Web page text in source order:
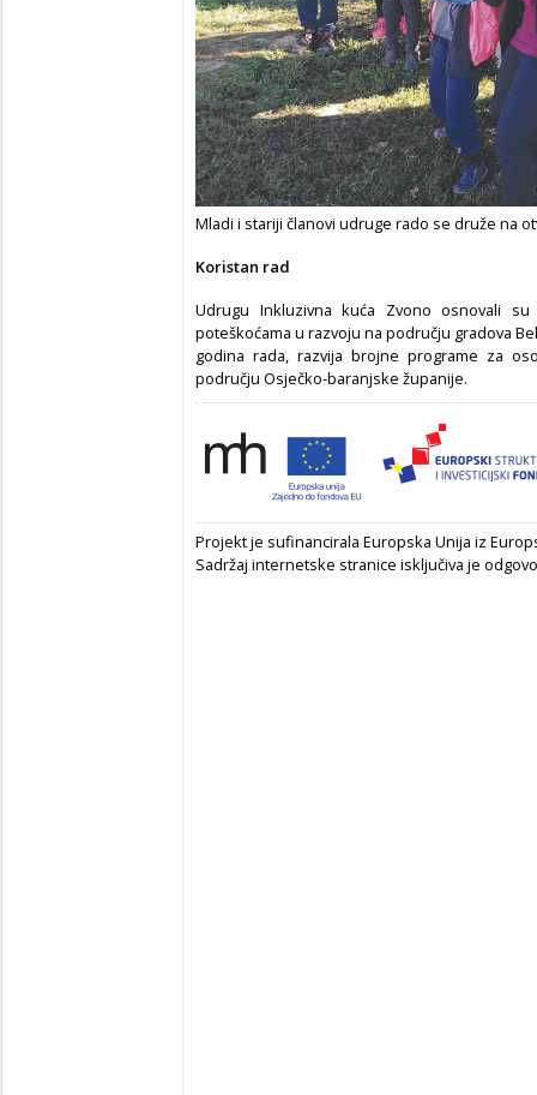
Mladi i stariji članovi udruge rado se druže na
Koristan rad
Udrugu Inkluzivna kuća Zvono osnovali
poteškoćama u razvoju na području gradova
godina rada, razvija brojne programe za
području Osječko-baranjske županije.
Projekt je sufinancirala Europska Unija iz
Sadržaj internetske stranice isključiva je